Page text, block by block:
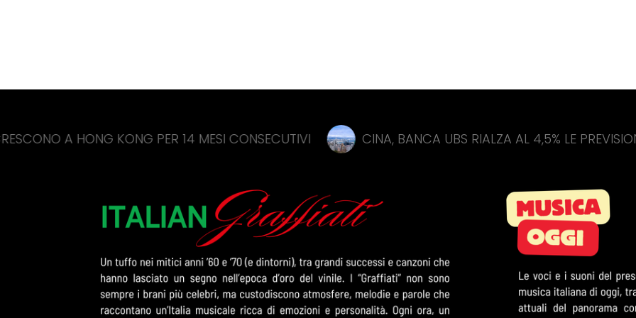
KONG PER 14 MESI CONSECUTIVI CINA, BANCA UBS RIALZA AL 4,5% LE PREVISIONI SU